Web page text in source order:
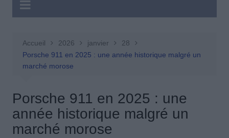
Accueil 2026 janvier
28
Porsche 911 en 2025 : une année historique malgré un
marché morose
Porsche 911 en 2025 : une
année historique malgré un
marché morose